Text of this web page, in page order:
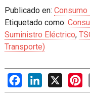
Publicado en: Consumo
Etiquetado como:
Suministro Eléctrico,
Transporte)
FacebookLinkedIn